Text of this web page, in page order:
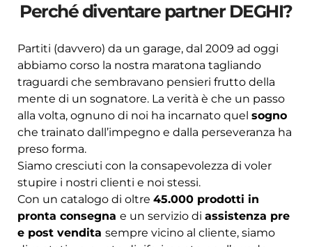
Perché diventare partner DEGHI?
Partiti (davvero) da un garage, dal 2009 ad oggi
abbiamo corso la nostra maratona tagliando
traguardi che sembravano pensieri frutto della
mente di un sognatore. La verità è che un passo
alla volta, ognuno di noi ha incarnato quel sogno
che trainato dall’impegno e dalla perseveranza ha
preso forma.
Siamo cresciuti con la consapevolezza di voler
stupire i nostri clienti e noi stessi.
Con un catalogo di oltre 45.000 prodotti in
pronta consegna e un servizio di assistenza pre
e post vendita sempre vicino al cliente, siamo